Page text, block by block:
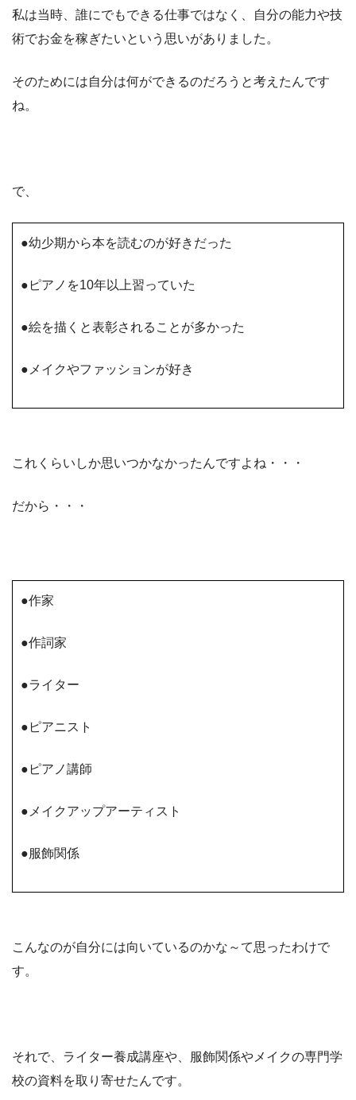
私は当時、誰にでもできる仕事ではなく、自分の能力や技
術でお金を稼ぎたいという思いがありました。
そのためには自分は何ができるのだろうと考えたんです
ね。
で、
●幼少期から本を読むのが好きだった
●ピアノを10年以上習っていた
●絵を描くと表彰されることが多かった
●メイクやファッションが好き
これくらいしか思いつかなかったんですよね・・・
だから・・・
●作家
●作詞家
●ライター
●ピアニスト
●ピアノ講師
●メイクアップアーティスト
●服飾関係
こんなのが自分には向いているのかな～て思ったわけで
す。
それで、ライター養成講座や、服飾関係やメイクの専門学
校の資料を取り寄せたんです。